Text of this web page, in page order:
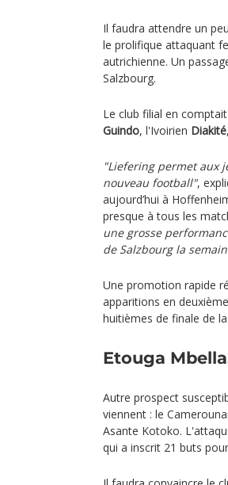
Il faudra attendre un
le prolifique attaquant
autrichienne. Un
Salzbourg.
Le club filial en
Guindo, l'Ivoirien Diakité
"Liefering permet aux
nouveau football",
aujourd’hui à
presque à tous les
une grosse
de Salzbourg la
Une promotion rapide
apparitions en
huitièmes de finale de
Etouga
Autre prospect
viennent : le
Asante Kotoko.
qui a inscrit 21 buts